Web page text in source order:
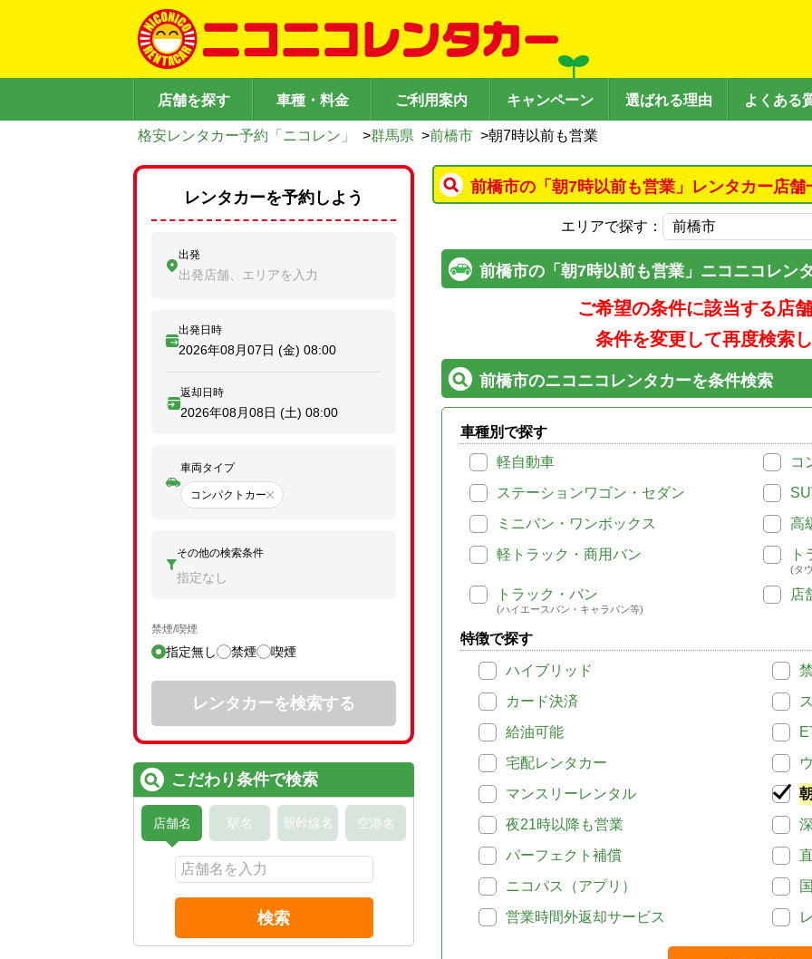
店舗を探す 車種・料金 ご利用案内 キャンペーン 選ばれる理由 よくある
格安レンタカー予約「ニコレン」 >群馬県 >前橋市 >朝7時以前も営業
前橋市の「朝7時以前も営業」レンタカー店舗
エリアで探す：
前橋市の「朝7時以前も営業」ニコニコレン
ご希望の条件に該当する店
条件を変更して再度検索
前橋市のニコニコレンタカーを条件検索
車種別で探す
軽自動車
コ
ステーションワゴン・セダン
ミニバン・ワンボックス
高
軽トラック・商用バン
ト
(タ
トラック・バン
(ハイエースバン・キャラバン等)
店
特徴で探す
ハイブリッド
カード決済
給油可能
宅配レンタカー
マンスリーレンタル
夜21時以降も営業
パーフェクト補償
ニコパス（アプリ）
営業時間外返却サービス
レンタカーを予約しよう
出発
出発店舗、エリアを入力
出発日時
2026年08月07日 (金) 08:00
返却日時
2026年08月08日 (土) 08:00
車両タイプ
コンパクトカー
その他の検索条件
指定なし
禁煙/喫煙
指定無し 禁煙 喫煙
レンタカーを検索する
こだわり条件で検索
店舗名 駅名 新幹線名 空港名
検索